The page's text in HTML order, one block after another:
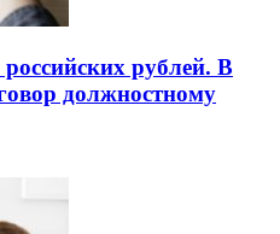
рублей. В
должностному